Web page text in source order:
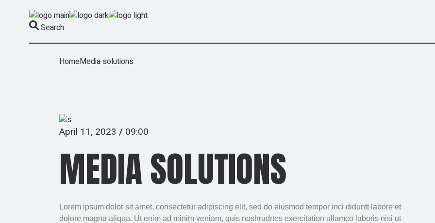
Search
HomeMedia solutions
April 11, 2023 09:00
MEDIA SOLUTIONS
Lorem ipsum dolor sit amet, consectetur adipiscing elit, sed do eiusmod tempor inci diduntt labore et
dolore magna aliqua. Ut enim ad minim veniam, quis noshrudrtes exercitation ullamco laboris nisi ut